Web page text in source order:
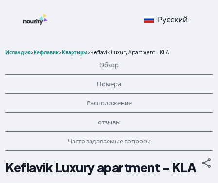
Русский
Исландия>Кефлавик>Квартиры>Keflavik Luxury Apartment - KLA
Обзор
Номера
Расположение
отзывы
Часто задаваемые вопросы
Keflavik Luxury apartment - KLA